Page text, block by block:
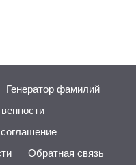
Генератор фамилий
Обратная связь